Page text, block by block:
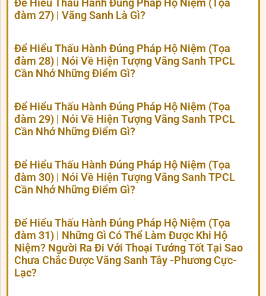
Để Hiểu Thấu Hành Đúng Pháp Hộ Niệm (Tọa
đàm 27) | Vãng Sanh Là Gì?
Để Hiểu Thấu Hành Đúng Pháp Hộ Niệm (Tọa
đàm 28) | Nói Về Hiện Tượng Vãng Sanh TPCL
Cần Nhớ Những Điểm Gì?
Để Hiểu Thấu Hành Đúng Pháp Hộ Niệm (Tọa
đàm 29) | Nói Về Hiện Tượng Vãng Sanh TPCL
Cần Nhớ Những Điểm Gì?
Để Hiểu Thấu Hành Đúng Pháp Hộ Niệm (Tọa
đàm 30) | Nói Về Hiện Tượng Vãng Sanh TPCL
Cần Nhớ Những Điểm Gì?
Để Hiểu Thấu Hành Đúng Pháp Hộ Niệm (Tọa
đàm 31) | Những Gì Có Thể Làm Được Khi Hộ
Niệm? Người Ra Đi Với Thoại Tướng Tốt Tại Sao
Chưa Chắc Được Vãng Sanh Tây -Phương Cực-
Lạc?